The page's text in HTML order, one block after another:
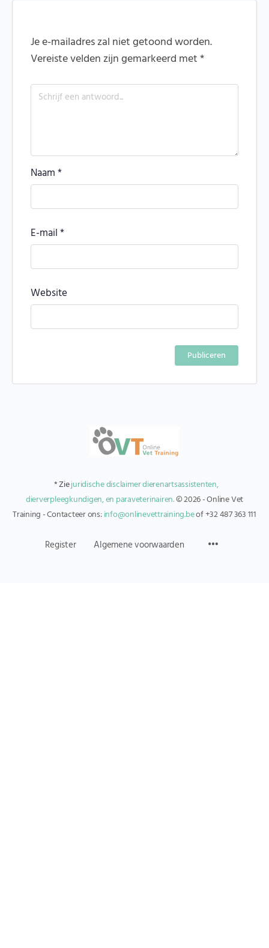
Je e-mailadres zal niet getoond worden.
Vereiste velden zijn gemarkeerd met*
Naam*
E-mail*
Website
* Ziejuridische disclaimer dierenartsassistenten,
dierverpleegkundigen, en paraveterinairen.© 2026 - Online Vet
Training - Contacteer ons:info@onlinevettraining.beof +32 487 363 111
Register Algemene voorwaarden